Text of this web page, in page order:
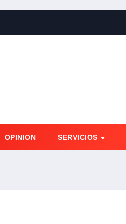
OPINION SERVICIOS